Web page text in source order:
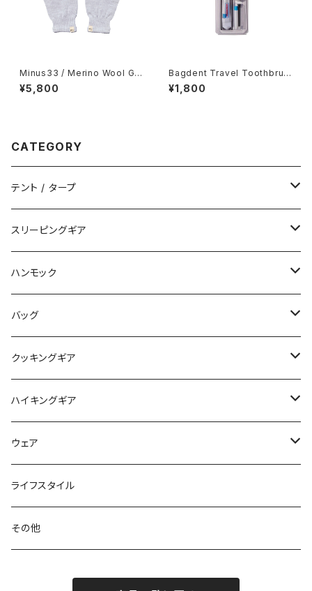
Minus33 / Merino Wool Glo
ve
¥5,800
Bagdent Travel Toothbrus
h Set
¥1,800
CATEGORY
テント / タープ
タープ / シェルター
ペグ / ステークス
アクセサリー
スリーピングギア
シュラフ / キルト
ビビィ
マット
ピロー
ハンモック
ハンモック
アクセサリー
バッグ
バックパック
サコッシュ / ウェストポーチ
トートバッグ
パックアクセサリー
クッキングギア
バーナー / ストーブ / 燃料
クッカー / カップ
カトラリー
ボトル
ハイキングギア
ストック
スノーシュー / アイゼン
スタッフサック
ウェア
トップス
ハードシェル / レインウェア
ウェアアクセサリー
ライフスタイル
その他